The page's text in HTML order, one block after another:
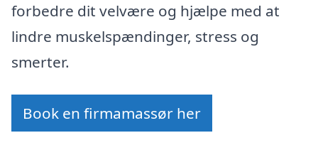
forbedre dit velvære og hjælpe med at
lindre muskelspændinger, stress og
smerter.
Book en firmamassør her